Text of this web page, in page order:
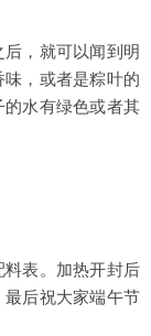
，就可以闻到明
，或者是粽叶的
水有绿色或者其
表。加热开封后
后祝大家端午节